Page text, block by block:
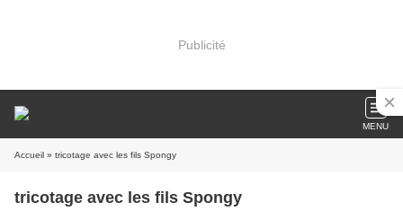
Publicité
MENU
Accueil » tricotage avec les fils Spongy
tricotage avec les fils Spongy